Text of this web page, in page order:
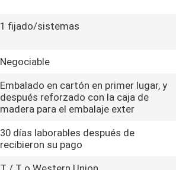
1 fijado/sistemas
Negociable
Embalado en cartón en primer lugar, y
después reforzado con la caja de
madera para el embalaje exter
30 días laborables después de
recibieron su pago